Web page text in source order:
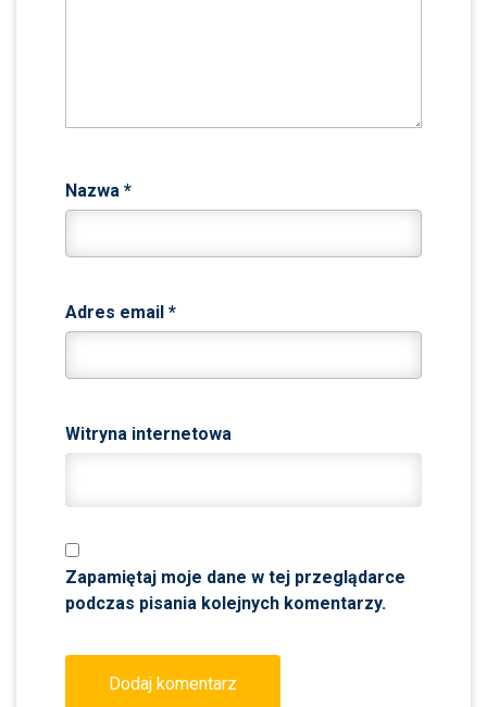
Nazwa *
Adres email *
Witryna internetowa
Zapamiętaj moje dane w tej przeglądarce
podczas pisania kolejnych komentarzy.